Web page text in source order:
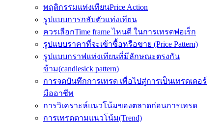
พฤติกรรมแท่งเทียนPrice Action
รูปแบบการกลับตัวแท่งเทียน
ควรเลือกTime frame ไหนดี ในการเทรดฟอเร็ก
รูปแบบราคาที่จะเข้าซื้อหรือขาย (Price Pattern)
รูปแบบกราฟแท่งเทียนที่มีลักษณะตรงกัน
ข้าม(candlesick pattern)
การจดบันทึกการเทรด เพื่อไปสู่การเป็นเทรดเดอร์
มืออาชีพ
การวิเคราะห์แนวโน้มของตลาดก่อนการเทรด
การเทรดตามแนวโน้ม(Trend)